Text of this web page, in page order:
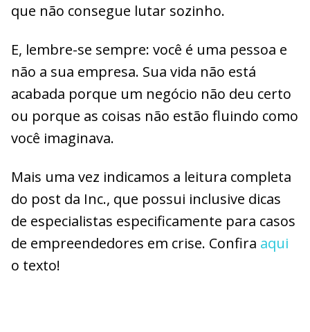
que não consegue lutar sozinho.
E, lembre-se sempre: você é uma pessoa e
não a sua empresa. Sua vida não está
acabada porque um negócio não deu certo
ou porque as coisas não estão fluindo como
você imaginava.
Mais uma vez indicamos a leitura completa
do post da Inc., que possui inclusive dicas
de especialistas especificamente para casos
de empreendedores em crise. Confira aqui
o texto!